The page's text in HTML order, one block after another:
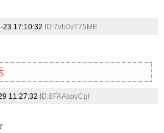
23 17:10:32 ID:7vh0vT75ME
11:27:32 ID:8FAAspvCgI